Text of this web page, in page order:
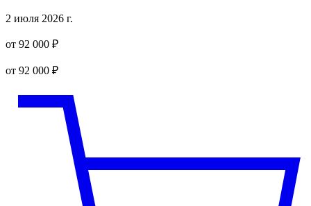
2 июля 2026 г.
от 92 000 ₽
от 92 000 ₽